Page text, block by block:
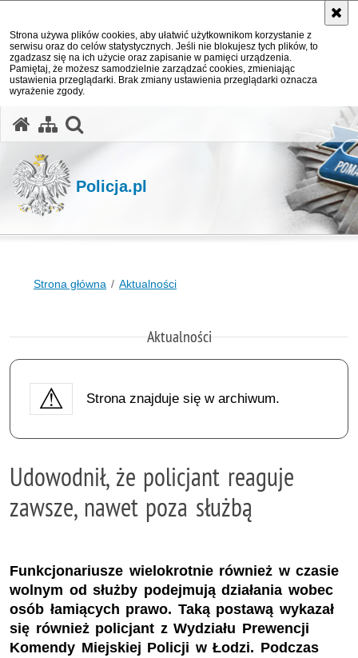
Strona używa plików cookies, aby ułatwić użytkownikom korzystanie z
serwisu oraz do celów statystycznych. Jeśli nie blokujesz tych plików, to
zgadzasz się na ich użycie oraz zapisanie w pamięci urządzenia.
Pamiętaj, że możesz samodzielnie zarządzać cookies, zmieniając
ustawienia przeglądarki. Brak zmiany ustawienia przeglądarki oznacza
wyrażenie zgody.
Policja.pl
Strona główna Aktualności
Aktualności
Strona znajduje się w archiwum.
Udowodnił, że policjant reaguje
zawsze, nawet poza służbą
Funkcjonariusze wielokrotnie również w czasie
wolnym od służby podejmują działania wobec
osób łamiących prawo. Taką postawą wykazał
się również policjant z Wydziału Prewencji
Komendy Miejskiej Policji w Łodzi. Podczas